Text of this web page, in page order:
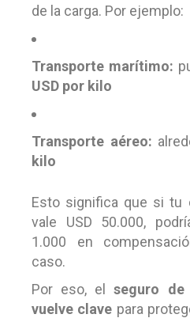
de la carga. Por ejemplo:
Transporte marítimo:
USD por kilo
Transporte aéreo:
kilo
Esto significa que si tu
vale USD 50.000,
1.000 en
caso.
Por eso, elseguro
vuelve clave para